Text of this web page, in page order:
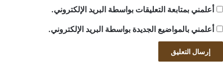
أعلمني بمتابعة التعليقات بواسطة البريد الإلكتروني.
أعلمني بالمواضيع الجديدة بواسطة البريد الإلكتروني.